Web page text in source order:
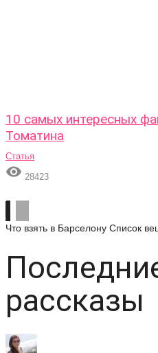
10 самых интересных
Томатина
Статья
 28423
Что взять в Барселону Список
рассказы